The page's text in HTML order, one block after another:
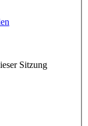
Sitzung